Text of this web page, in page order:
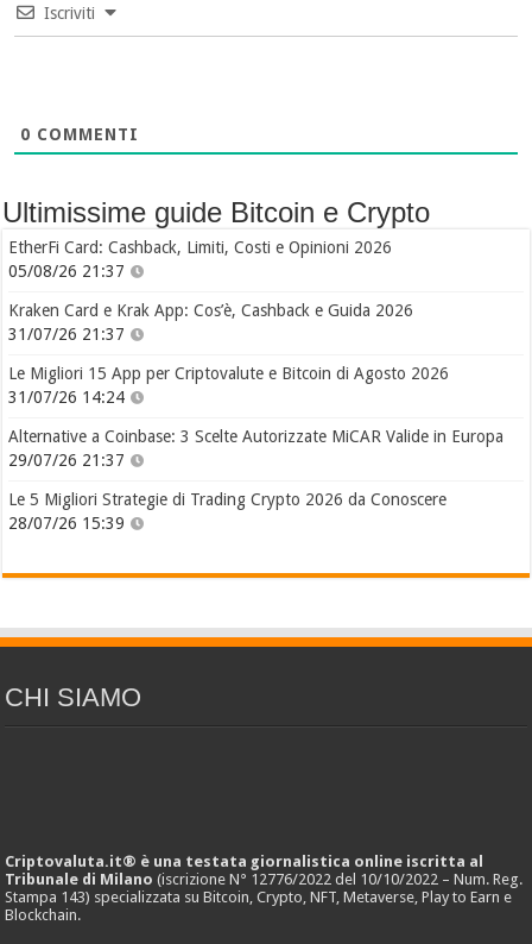
Iscriviti
0 COMMENTI
Ultimissime guide Bitcoin e Crypto
EtherFi Card: Cashback, Limiti, Costi e Opinioni 2026
05/08/26 21:37
Kraken Card e Krak App: Cos’è, Cashback e Guida 2026
31/07/26 21:37
Le Migliori 15 App per Criptovalute e Bitcoin di Agosto 2026
31/07/26 14:24
Alternative a Coinbase: 3 Scelte Autorizzate MiCAR Valide in Europa
29/07/26 21:37
Le 5 Migliori Strategie di Trading Crypto 2026 da Conoscere
28/07/26 15:39
CHI SIAMO
Criptovaluta.it® è una testata giornalistica online iscritta al
Tribunale di Milano (iscrizione N° 12776/2022 del 10/10/2022 – Num. Reg.
Stampa 143) specializzata su Bitcoin, Crypto, NFT, Metaverse, Play to Earn e
Blockchain.